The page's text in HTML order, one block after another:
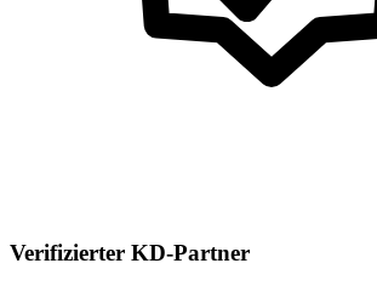
Verifizierter KD-Partner